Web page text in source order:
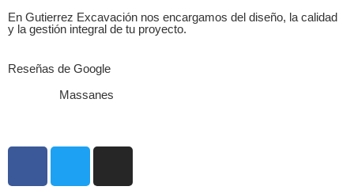
En Gutierrez Excavación nos encargamos del diseño, la calidad
y la gestión integral de tu proyecto.
Reseñas de Google
Massanes